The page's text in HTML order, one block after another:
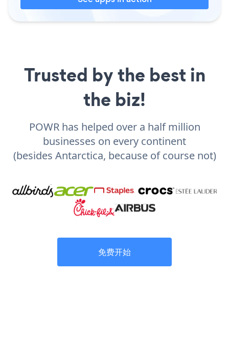
Trusted by the best in
the biz!
POWR has helped over a half million
businesses on every continent
(besides Antarctica, because of course not)
免费开始